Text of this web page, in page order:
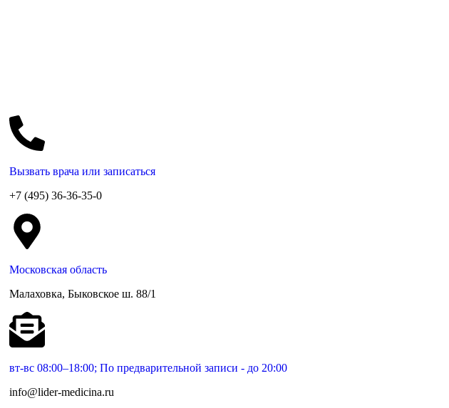
Вызвать врача или записаться
+7 (495) 36-36-35-0
Московская область
Малаховка, Быковское ш. 88/1
вт-вс 08:00–18:00; По предварительной записи - до 20:00
info@lider-medicina.ru